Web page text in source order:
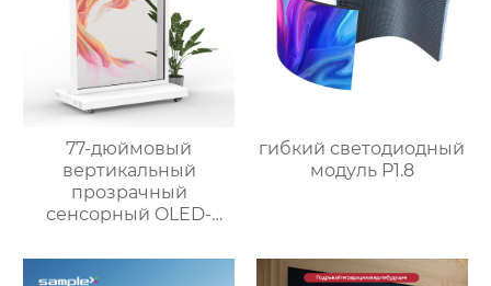
77-дюймовый
вертикальный
прозрачный
сенсорный OLED-
гибкий светодиодный
модуль P1.8